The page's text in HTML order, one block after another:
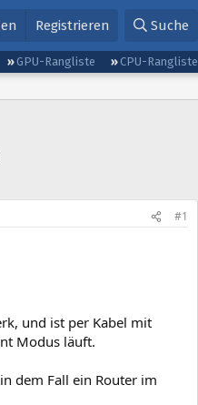
Registrieren Suche
GPU-Rangliste
CPU-Rangliste
#1
und ist per Kabel mit
Modus läuft.
dem Fall ein Router im